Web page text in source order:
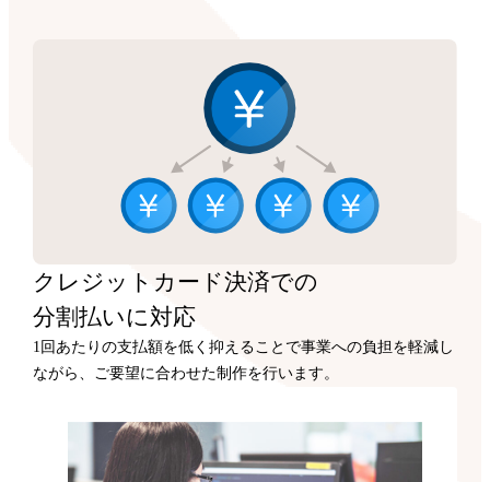
クレジットカード決済での
分割払いに対応
1回あたりの支払額を低く抑えることで事業への負担を軽減し
ながら、ご要望に合わせた制作を行います。